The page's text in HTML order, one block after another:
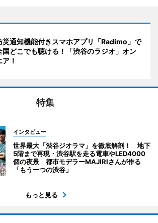
災通知機能付きスマホアプリ「Radimo」で
国どこでも聴ける！「渋谷のラジオ」オン
ア！
特集
インタビュー
世界最大「渋谷ジオラマ」を徹底解剖！ 地下
5階まで再現・渋谷駅を走る電車やLED4000
個の夜景 都市モデラーMAJIRIさんが作る
「もう一つの渋谷」
もっと見る